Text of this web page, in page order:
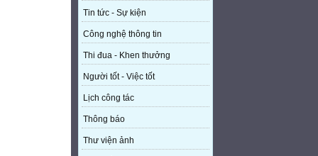
Tin tức - Sự kiện
Công nghệ thông tin
Thi đua - Khen thưởng
Người tốt - Việc tốt
Lịch công tác
Thông báo
Thư viện ảnh